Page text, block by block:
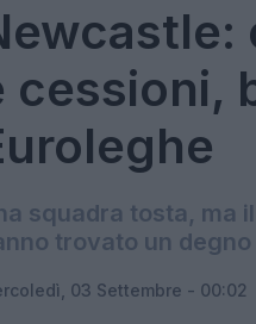
cessioni,
squadra tosta, ma
trovato un
03 Settembre - 00:02